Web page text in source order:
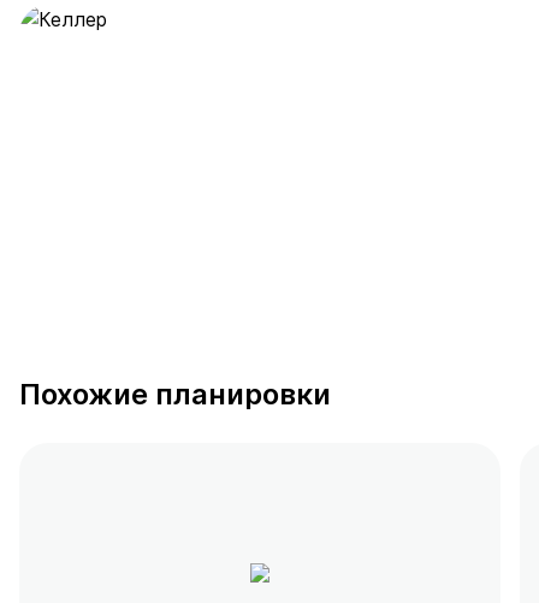
Похожие планировки